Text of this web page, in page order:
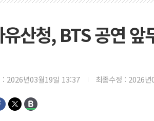
산청, BTS 공연 앞
: 2026년03월19일 13:37 최종수정 : 2026